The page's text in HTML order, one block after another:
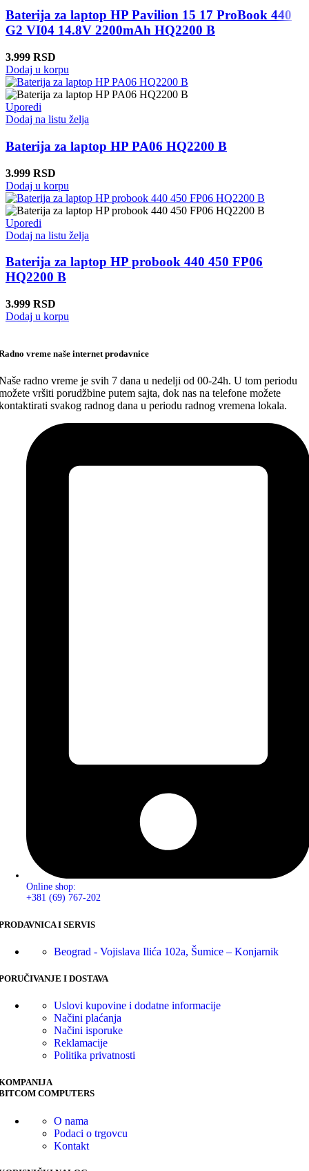
Baterija za laptop HP Pavilion 15 17 ProBook 440
G2 VI04 14.8V 2200mAh HQ2200 B
3.999 RSD
Dodaj u korpu
Uporedi
Dodaj na listu želja
Baterija za laptop HP PA06 HQ2200 B
3.999 RSD
Dodaj u korpu
Uporedi
Dodaj na listu želja
Baterija za laptop HP probook 440 450 FP06
HQ2200 B
3.999 RSD
Dodaj u korpu
vreme naše internet prodavnice
radno vreme je svih 7 dana u nedelji od 00-24h. U tom periodu
vršiti porudžbine putem sajta, dok nas na telefone možete
svakog radnog dana u periodu radnog vremena lokala.
Online shop:
+381 (69) 767-202
I SERVIS
Beograd - Vojislava Ilića 102a, Šumice – Konjarnik
I DOSTAVA
Uslovi kupovine i dodatne informacije
Načini plaćanja
Načini isporuke
Reklamacije
Politika privatnosti
COMPUTERS
O nama
Podaci o trgovcu
Kontakt